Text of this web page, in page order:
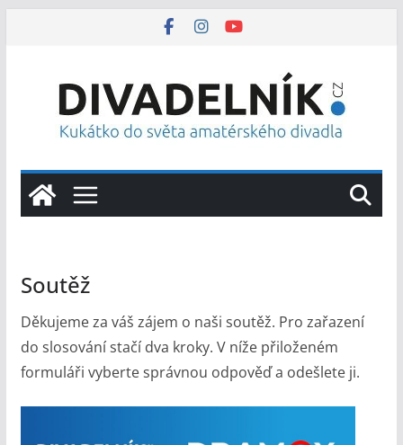
Soutěž
Děkujeme za váš zájem o naši soutěž. Pro zařazení
do slosování stačí dva kroky. V níže přiloženém
formuláři vyberte správnou odpověď a odešlete ji.